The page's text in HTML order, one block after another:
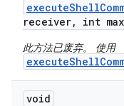
executeShell
receiver, int max
此方法已废弃。 使用
void